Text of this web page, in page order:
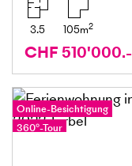
3.5 105m2
CHF 510'000.-
Online-Besichtigung
360°-Tour